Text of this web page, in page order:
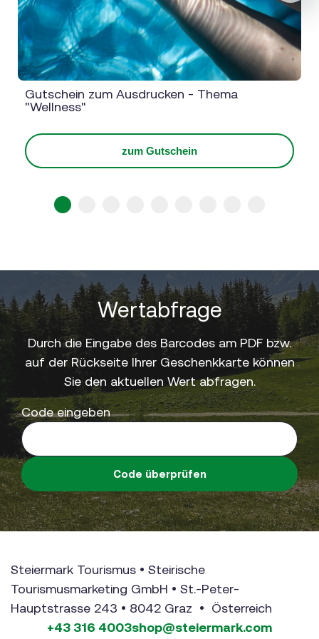
Gutschein zum Ausdrucken - Thema
"Wellness"
zum Gutschein
Next
Wertabfrage
Durch die Eingabe des Barcodes am PDF bzw.
auf der Rückseite Ihrer Geschenkkarte können
Sie den aktuellen Wert abfragen.
Code eingeben
Code überprüfen
Steiermark Tourismus • Steirische
Tourismusmarketing GmbH • St.-Peter-
Hauptstrasse 243 • 8042 Graz • Österreich
+43 316 4003shop@steiermark.com